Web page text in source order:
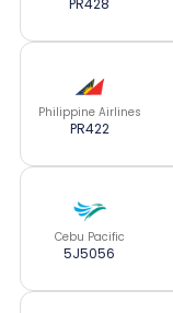
PR428
Philippine Airlines
PR422
Cebu Pacific
5J5056